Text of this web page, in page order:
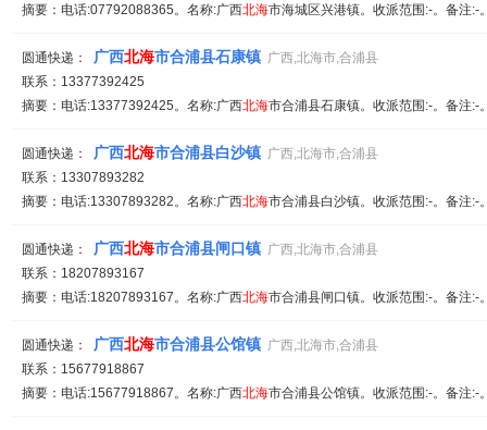
摘要：电话:07792088365。名称:广西北海市海城区兴港镇。收派范围:-。备注
圆通快递： 广西北海市合浦县石康镇 广西,北海市,合浦县
联系：13377392425
摘要：电话:13377392425。名称:广西北海市合浦县石康镇。收派范围:-。备注
圆通快递： 广西北海市合浦县白沙镇 广西,北海市,合浦县
联系：13307893282
摘要：电话:13307893282。名称:广西北海市合浦县白沙镇。收派范围:-。备注
圆通快递： 广西北海市合浦县闸口镇 广西,北海市,合浦县
联系：18207893167
摘要：电话:18207893167。名称:广西北海市合浦县闸口镇。收派范围:-。备注
圆通快递： 广西北海市合浦县公馆镇 广西,北海市,合浦县
联系：15677918867
摘要：电话:15677918867。名称:广西北海市合浦县公馆镇。收派范围:-。备注